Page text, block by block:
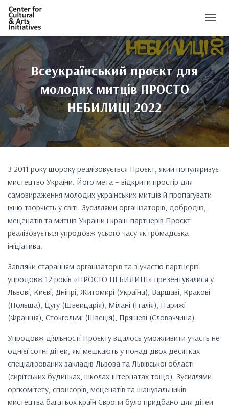
Всеукраїнський проєкт для
молодих митців ПРОСТО
НЕБИЛИЦІ 2022
З 2011 року щороку реалізовується Проєкт, який популяризує
мистецтво України. Його мета – відкрити простір для
самовираження молодих українських митців й пропагувати
їхню творчість у світі. Зусиллями організаторів, добродіїв,
меценатів та митців України і країн-партнерів Проєкт
реалізовується упродовж усього часу як громадська
ініціатива.
Завдяки старанням організаторів та з участю партнерів
упродовж 12 років «ПРОСТО НЕБИЛИЦІ» презентувалися у
Львові, Києві, Дніпрі, Житомирі (Україна), Варшаві, Кракові
(Польща), Цугу (Швейцарія), Мілані (Італія), Парижі
(Франція), Стокгольмі (Швеція), Пряшеві (Словаччина).
Упродовж діяльності Проєкту вдалось уможливити участь не
однієї сотні дітей, які мешкають у понад двох десятках
спеціалізованих закладів Львова та Львівської області
(сирітських будинках, школах-інтернатах тощо). Зусиллями
оргкомітету, спонсорів, меценатів та шанувальників
мистецтва багатьох країн Європи було придбано для дітей